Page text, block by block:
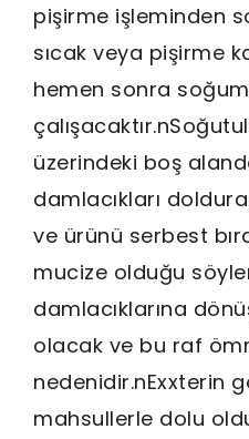
pişirme işleminden
sıcak veya pişirme
hemen sonra
üzerindeki boş
damlacıkları
ve ürünü serbest
mucize olduğu
damlacıklarına
olacak ve bu raf
nedenidir.nExxterin
mahsullerle dolu